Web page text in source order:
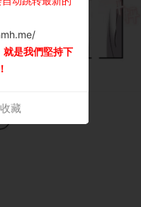
就是我們堅持下
藏